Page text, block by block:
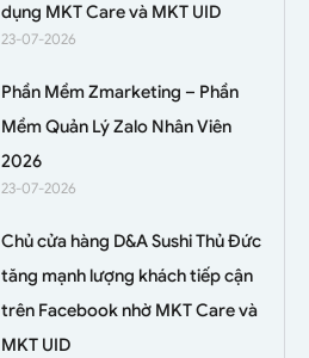
dụng MKT Care và MKT UID
23-07-2026
Phần Mềm Zmarketing – Phần
Mềm Quản Lý Zalo Nhân Viên
2026
23-07-2026
Chủ cửa hàng D&A Sushi Thủ Đức
tăng mạnh lượng khách tiếp cận
trên Facebook nhờ MKT Care và
MKT UID